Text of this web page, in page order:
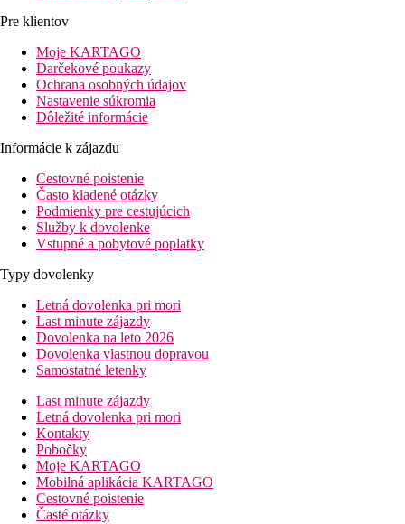
Pre klientov
Moje KARTAGO
Darčekové poukazy
Ochrana osobných údajov
Nastavenie súkromia
Dôležité informácie
Informácie k zájazdu
Cestovné poistenie
Často kladené otázky
Podmienky pre cestujúcich
Služby k dovolenke
Vstupné a pobytové poplatky
Typy dovolenky
Letná dovolenka pri mori
Last minute zájazdy
Dovolenka na leto 2026
Dovolenka vlastnou dopravou
Samostatné letenky
Last minute zájazdy
Letná dovolenka pri mori
Kontakty
Pobočky
Moje KARTAGO
Mobilná aplikácia KARTAGO
Cestovné poistenie
Časté otázky